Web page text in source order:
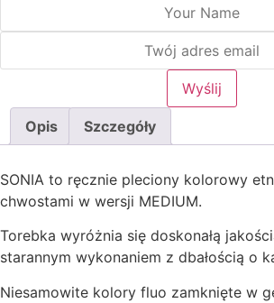
Opis Szczegóły
SONIA to ręcznie pleciony kolorowy
chwostami w wersji MEDIUM.
Torebka wyróżnia się doskonałą
starannym wykonaniem z dbałością o
Niesamowite kolory fluo zamknięte w